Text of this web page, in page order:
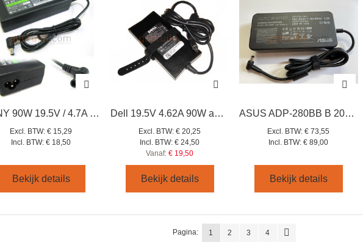
SONY 90W 19.5V / 4.7A laptop adapter
Excl. BTW: € 15,29
Incl. BTW: € 18,50
Bekijk details
Dell 19.5V 4.62A 90W adapter
Excl. BTW: € 20,25
Incl. BTW: € 24,50
Vanaf: € 19,50
Bekijk details
ASUS ADP-280BB B 20V 14A 280W AC Adapter / MSI GE75-9SF
Excl. BTW: € 73,55
Incl. BTW: € 89,00
Bekijk details
Pagina: 1 2 3 4